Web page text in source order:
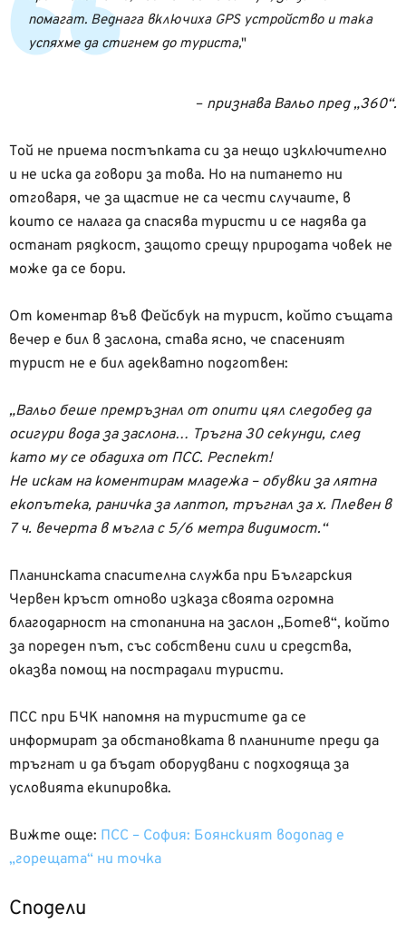
помагат. Веднага включиха GPS устройство и така
успяхме да стигнем до туриста,
– признава Вальо пред „360“.
Той не приема постъпката си за нещо изключително
и не иска да говори за това. Но на питането ни
отговаря, че за щастие не са чести случаите, в
които се налага да спасява туристи и се надява да
останат рядкост, защото срещу природата човек не
може да се бори.
От коментар във Фейсбук на турист, който същата
вечер е бил в заслона, става ясно, че спасеният
турист не е бил адекватно подготвен:
„Вальо беше премръзнал от опити цял следобед да
осигури вода за заслона… Тръгна 30 секунди, след
като му се обадиха от ПСС. Респект!
Не искам на коментирам младежа – обувки за лятна
екопътека, раничка за лаптоп, тръгнал за х. Плевен в
7 ч. вечерта в мъгла с 5/6 метра видимост.“
Планинската спасителна служба при Българския
Червен кръст отново изказа своята огромна
благодарност на стопанина на заслон „Ботев“, който
за пореден път, със собствени сили и средства,
оказва помощ на пострадали туристи.
ПСС при БЧК напомня на туристите да се
информират за обстановката в планините преди да
тръгнат и да бъдат оборудвани с подходяща за
условията екипировка.
Вижте още: ПСС – София: Боянският водопад е
„горещата“ ни точка
Сподели